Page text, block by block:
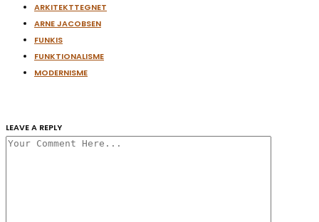
ARKITEKTTEGNET
ARNE JACOBSEN
FUNKIS
FUNKTIONALISME
MODERNISME
LEAVE A REPLY